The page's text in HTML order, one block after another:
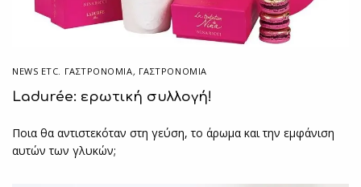
NEWS ETC. ΓΑΣΤΡΟΝΟΜΊΑ, ΓΑΣΤΡΟΝΟΜΙΑ
Ladurée: ερωτική συλλογή!
Ποια θα αντιστεκόταν στη γεύση, το άρωμα και την εμφάνιση
αυτών των γλυκών;